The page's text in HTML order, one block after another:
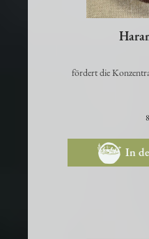
fördert die
In